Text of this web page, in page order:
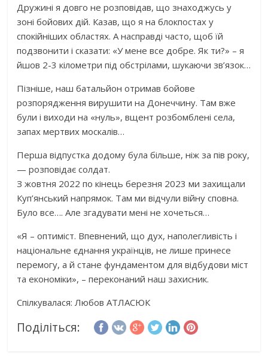
Дружині я довго не розповідав, що знаходжусь у
зоні бойових дій. Казав, що я на блокпостах у
спокійніших областях. А насправді часто, щоб їй
подзвонити і сказати: «У мене все добре. Як ти?» – я
йшов 2-3 кілометри під обстрілами, шукаючи зв’язок…
Пізніше, наш батальйон отримав бойове
розпорядження вирушити на Донеччину. Там вже
були і виходи на «нуль», вщент розбомблені села,
запах мертвих москалів…
Перша відпустка додому була більше, ніж за пів року,
— розповідає солдат.
З жовтня 2022 по кінець березня 2023 ми захищали
Куп’янський напрямок. Там ми відчули війну сповна.
Було все…. Але згадувати мені не хочеться…
«Я – оптиміст. Впевнений, що дух, наполегливість і
національне єднання українців, не лише принесе
перемогу, а й стане фундаментом для відбудови міст
та економіки», – переконаний наш захисник.
Спілкувалася: Любов АТЛАСЮК
Поділіться: